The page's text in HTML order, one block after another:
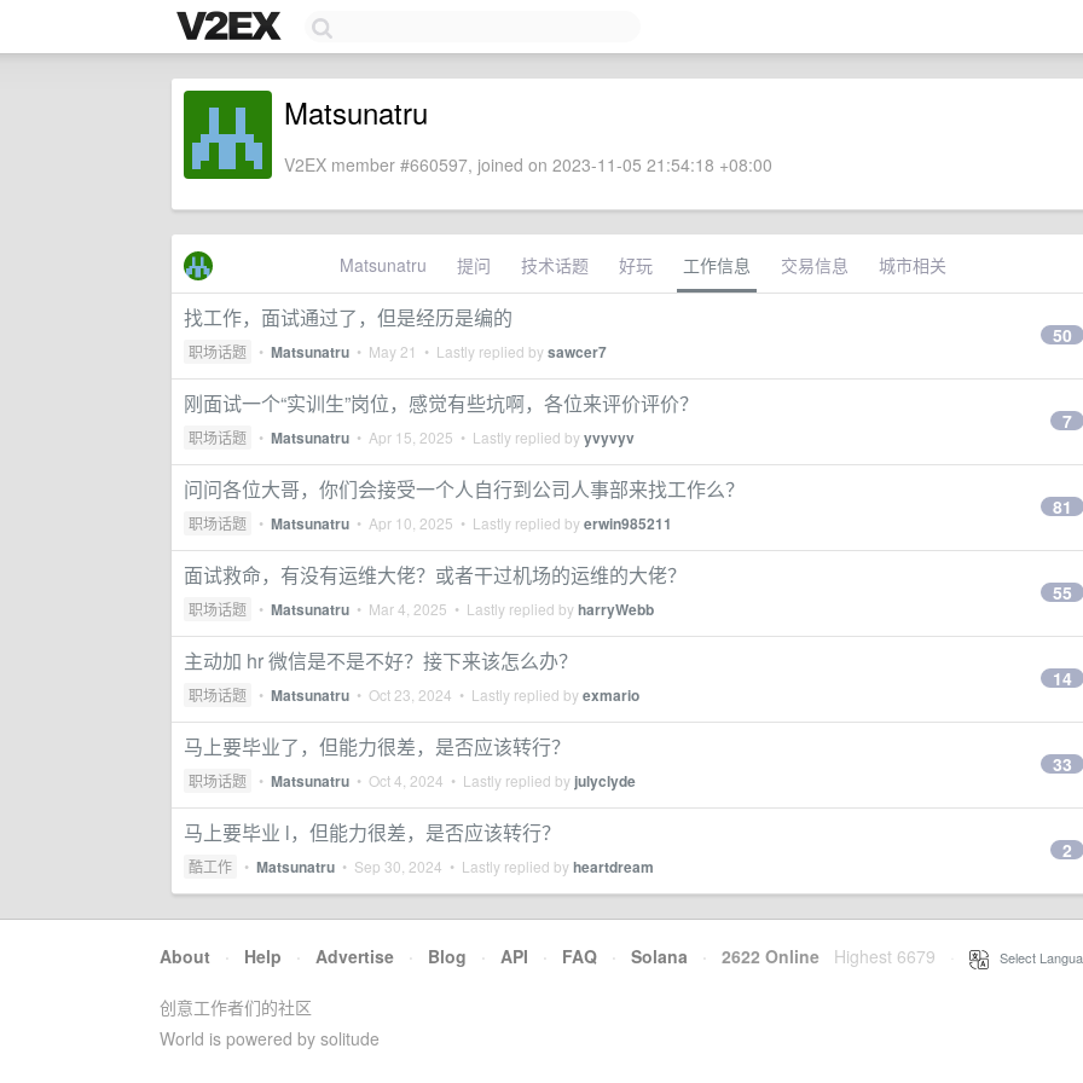
Matsunatru
V2EX member #660597, joined on 2023-11-05 21:54:18 +08:00
Matsunatru 提问 技术话题 好玩 工作信息 交易信息 城市相关
找工作，面试通过了，但是经历是编的
职场话题 • Matsunatru • May 21 • Lastly replied bysawcer7
50
刚面试一个“实训生”岗位，感觉有些坑啊，各位来评价评价？
职场话题 • Matsunatru • Apr 15, 2025 • Lastly replied byyvyvyv
7
问问各位大哥，你们会接受一个人自行到公司人事部来找工作么？
职场话题 • Matsunatru • Apr 10, 2025 • Lastly replied byerwin985211
81
面试救命，有没有运维大佬？或者干过机场的运维的大佬？
职场话题 • Matsunatru • Mar 4, 2025 • Lastly replied byharryWebb
55
主动加 hr 微信是不是不好？接下来该怎么办？
职场话题 • Matsunatru • Oct 23, 2024 • Lastly replied byexmario
14
马上要毕业了，但能力很差，是否应该转行？
职场话题 • Matsunatru • Oct 4, 2024 • Lastly replied by julyclyde
33
马上要毕业 l，但能力很差，是否应该转行？
酷工作 • Matsunatru • Sep 30, 2024 • Lastly replied byheartdream
2
About · Help · Advertise · Blog · API · FAQ · Solana · 2622 Online Highest 6679 Select
创意工作者们的社区
World is powered by solitude